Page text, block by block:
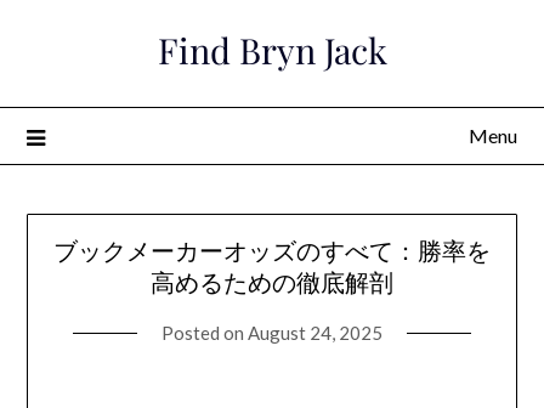
Find Bryn Jack
Menu
ブックメーカーオッズのすべて：勝率を
高めるための徹底解剖
Posted on August 24, 2025